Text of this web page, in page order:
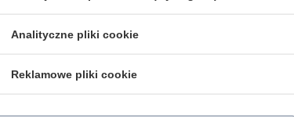
Analityczne pliki cookie
Reklamowe pliki cookie